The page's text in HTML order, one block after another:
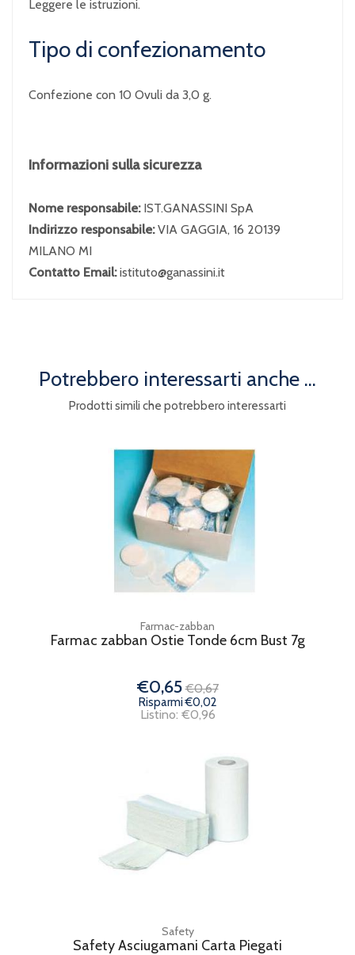
Leggere le istruzioni.
Tipo di confezionamento
Confezione con 10 Ovuli da 3,0 g.
Informazioni sulla sicurezza
Nome responsabile: IST.GANASSINI SpA
Indirizzo responsabile:VIA GAGGIA, 16 20139
MILANO MI
Contatto Email:istituto@ganassini.it
Potrebbero interessarti anche ...
Prodotti simili che potrebbero interessarti
Farmac-zabban
Farmac zabban Ostie Tonde 6cm Bust 7g
€0,65 €0,67
Risparmi €0,02
Listino: €0,96
Safety
Safety Asciugamani Carta Piegati